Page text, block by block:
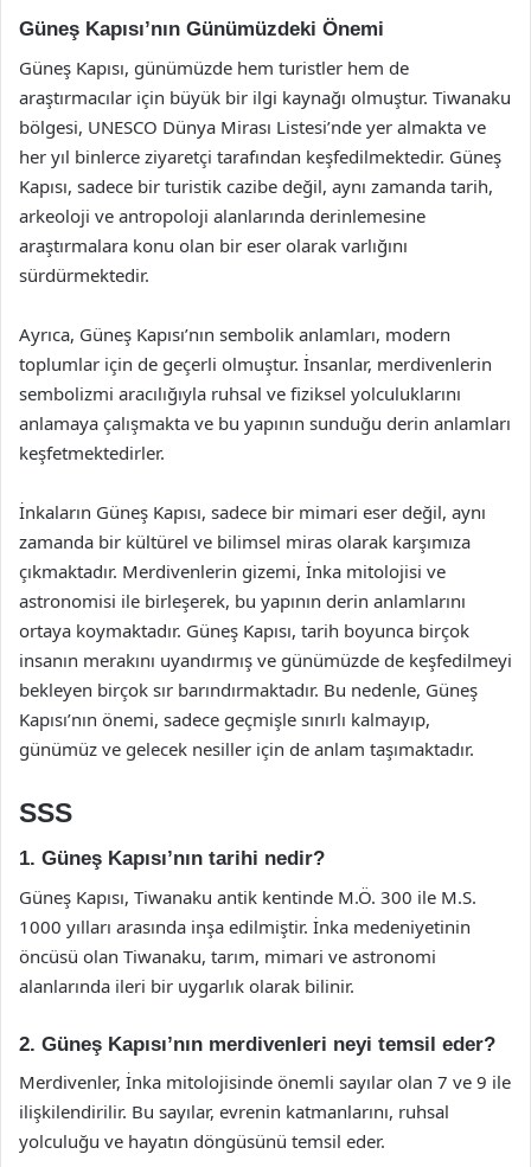
Güneş Kapısı’nın Günümüzdeki Önemi
Güneş Kapısı, günümüzde hem turistler hem de
araştırmacılar için büyük bir ilgi kaynağı olmuştur. Tiwanaku
bölgesi, UNESCO Dünya Mirası Listesi’nde yer almakta ve
her yıl binlerce ziyaretçi tarafından keşfedilmektedir. Güneş
Kapısı, sadece bir turistik cazibe değil, aynı zamanda tarih,
arkeoloji ve antropoloji alanlarında derinlemesine
araştırmalara konu olan bir eser olarak varlığını
sürdürmektedir.
Ayrıca, Güneş Kapısı’nın sembolik anlamları, modern
toplumlar için de geçerli olmuştur. İnsanlar, merdivenlerin
sembolizmi aracılığıyla ruhsal ve fiziksel yolculuklarını
anlamaya çalışmakta ve bu yapının sunduğu derin anlamları
keşfetmektedirler.
İnkaların Güneş Kapısı, sadece bir mimari eser değil, aynı
zamanda bir kültürel ve bilimsel miras olarak karşımıza
çıkmaktadır. Merdivenlerin gizemi, İnka mitolojisi ve
astronomisi ile birleşerek, bu yapının derin anlamlarını
ortaya koymaktadır. Güneş Kapısı, tarih boyunca birçok
insanın merakını uyandırmış ve günümüzde de keşfedilmeyi
bekleyen birçok sır barındırmaktadır. Bu nedenle, Güneş
Kapısı’nın önemi, sadece geçmişle sınırlı kalmayıp,
günümüz ve gelecek nesiller için de anlam taşımaktadır.
SSS
1. Güneş Kapısı’nın tarihi nedir?
Güneş Kapısı, Tiwanaku antik kentinde M.Ö. 300 ile M.S.
1000 yılları arasında inşa edilmiştir. İnka medeniyetinin
öncüsü olan Tiwanaku, tarım, mimari ve astronomi
alanlarında ileri bir uygarlık olarak bilinir.
2. Güneş Kapısı’nın merdivenleri neyi temsil eder?
Merdivenler, İnka mitolojisinde önemli sayılar olan 7 ve 9 ile
ilişkilendirilir. Bu sayılar, evrenin katmanlarını, ruhsal
yolculuğu ve hayatın döngüsünü temsil eder.